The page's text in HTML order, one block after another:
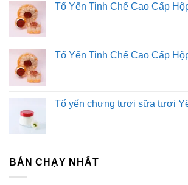
Tổ Yến Tinh Chế Cao Cấp
Tổ Yến Tinh Chế Cao Cấp
Tổ yến chưng tươi sữa tươi
BÁN CHẠY NHẤT